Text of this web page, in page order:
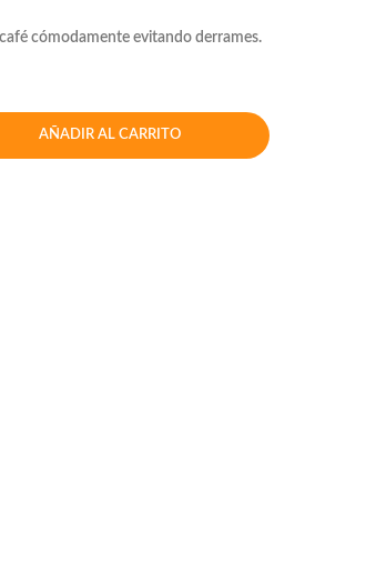
cómodamente evitando derrames.
AÑADIR AL CARRITO